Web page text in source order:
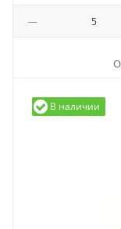
В наличии